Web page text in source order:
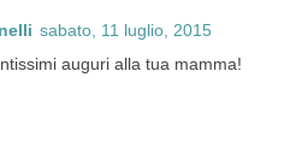
sabato, 11 luglio, 2015
auguri alla tua mamma!